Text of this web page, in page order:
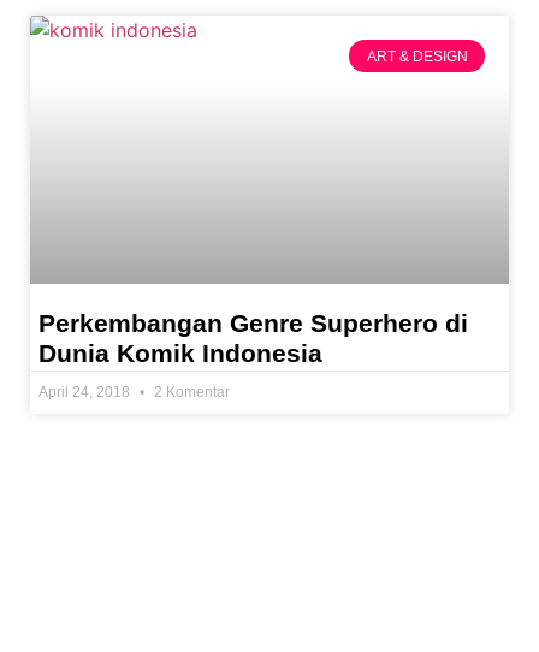
ART & DESIGN
Perkembangan Genre Superhero di
Dunia Komik Indonesia
April 24, 2018 2 Komentar